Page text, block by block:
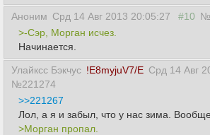
Аноним Срд 14 Авг 2013 20:05:27 #10
>-Сэр, Морган исчез.
Начинается.
Улайксс Бэкчус !E8myjuV7/E Срд 14 Авг
№221274
>>221267
Лол, а я и забыл, что у нас зима. Вообще.
>Морган пропал.